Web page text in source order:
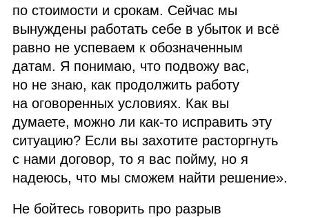
по стоимости и срокам. Сейчас мы
вынуждены работать себе в убыток и всё
равно не успеваем к обозначенным
датам. Я понимаю, что подвожу вас,
но не знаю, как продолжить работу
на оговоренных условиях. Как вы
думаете, можно ли как‑то исправить эту
ситуацию? Если вы захотите расторгнуть
с нами договор, то я вас пойму, но я
надеюсь, что мы сможем найти решение».
Не бойтесь говорить про разрыв